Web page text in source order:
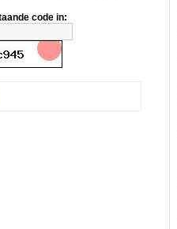
code in: